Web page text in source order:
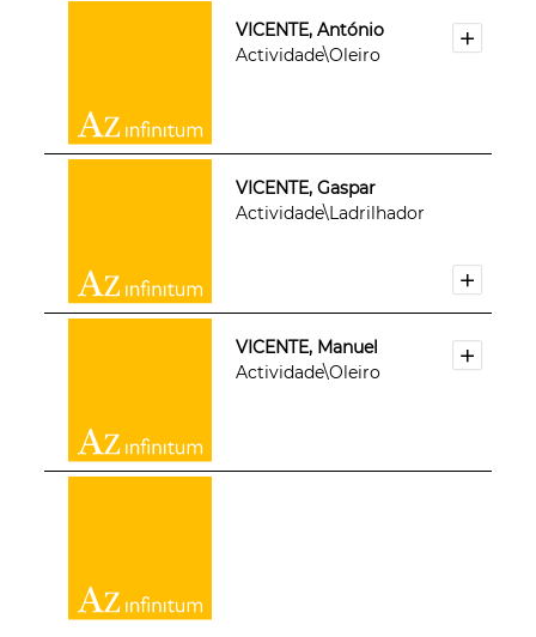
VICENTE, António
Actividade\Oleiro
VICENTE, Gaspar
Actividade\Ladrilhador
VICENTE, Manuel
Actividade\Oleiro